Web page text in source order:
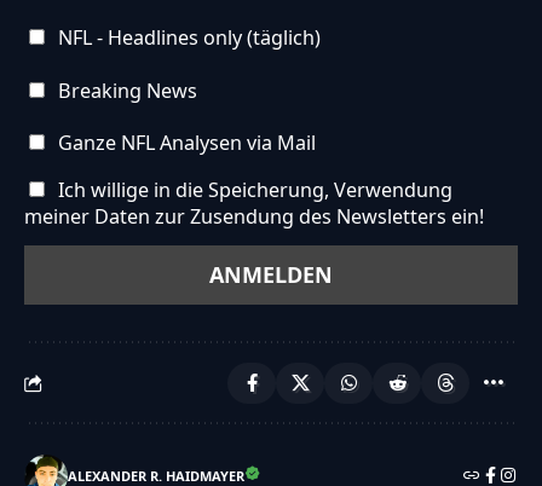
NFL - Headlines only (täglich)
Breaking News
Ganze NFL Analysen via Mail
Ich willige in die Speicherung, Verwendung
meiner Daten zur Zusendung des Newsletters ein!
ALEXANDER R. HAIDMAYER